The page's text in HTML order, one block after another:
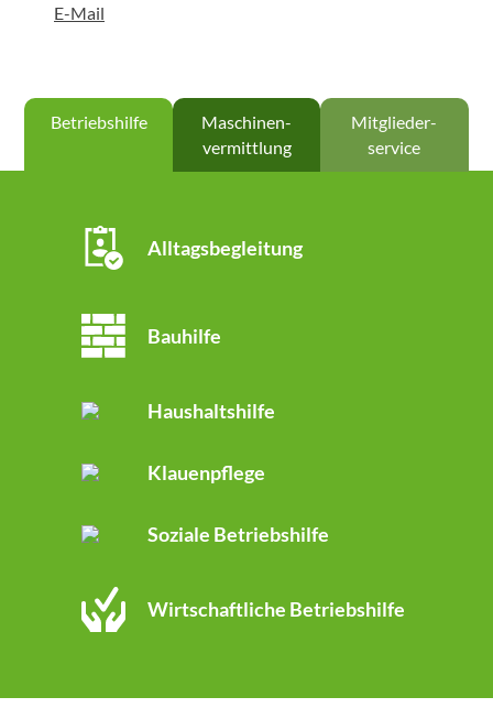
E-Mail
Betriebs­hilfe
Maschinen­
vermittlung
Mitglieder­
service
Alltagsbegleitung
Bauhilfe
Haushaltshilfe
Klauenpflege
Soziale Betriebshilfe
Wirtschaftliche Betriebshilfe